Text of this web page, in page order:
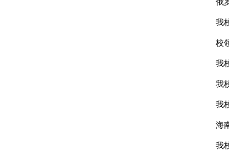
俄
我
校
我
我
我
海
我